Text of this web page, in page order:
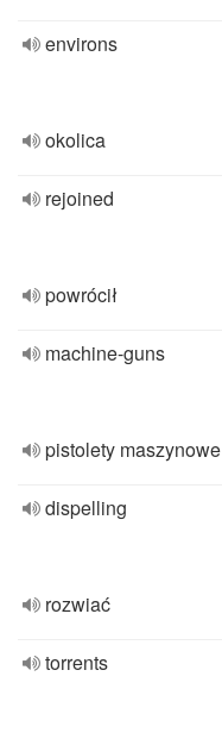
environs
okolica
rejoined
powrócił
machine-guns
pistolety maszynowe
dispelling
rozwiać
torrents